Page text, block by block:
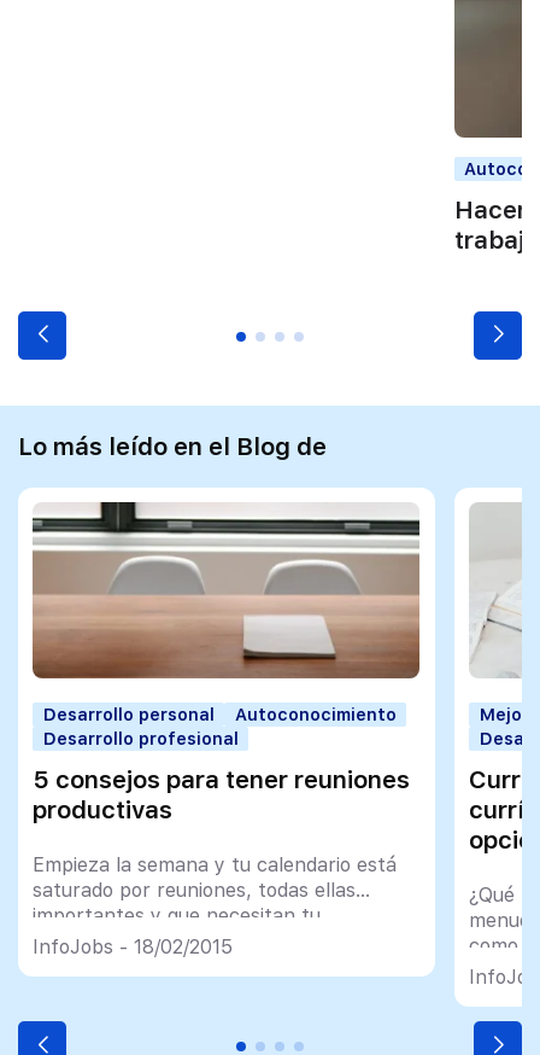
Hacer
trabajo
Lo más leído en el Blog de
Desarrollo personal
Autoconocimiento
Desarrollo profesional
5 consejos para tener reuniones
productivas
Empieza la semana y tu calendario está
saturado por reuniones, todas ellas
importantes y que necesitan tu
presencia. Como jefe de equipo será
perdáis vuestro valioso tiempo
InfoJobs - 18/02/2015
¿Qué
como